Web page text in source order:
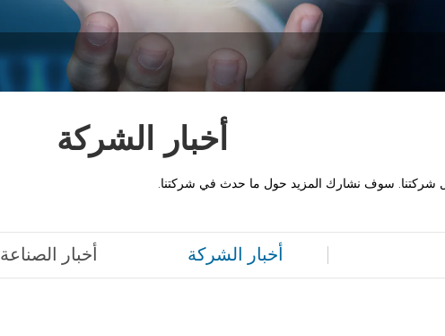
أخبار الشركة
شركتنا. سوف نشارك المزيد حول ما حدث في شركتنا.
أخبار الشركة أخبار الصناعة